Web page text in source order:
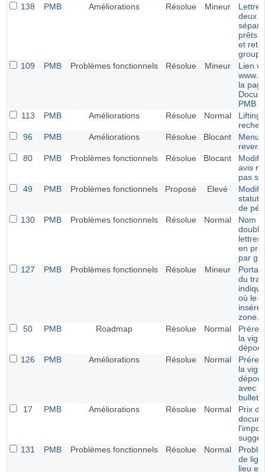
138
PMB Améliorations Résolue Mineur
Lettre
deux
prêts
et
groupe
109
PMB Problèmes fonctionnels Résolue Mineur
Lien
la
PMB
113
PMB Améliorations Résolue Normal
Lifting
96
PMB Améliorations Résolue Blocant
Menu
80
PMB Problèmes fonctionnels Résolue Blocant
avis
pas
49
PMB Problèmes fonctionnels Proposé Elevé
statut
de
130
PMB Problèmes fonctionnels Résolue Normal
Nom
lettres
en
par
127
PMB Problèmes fonctionnels Résolue Mineur
Portail
du
où le
inséré
zone.
50
PMB Roadmap Résolue Normal
la
126
PMB Améliorations Résolue Normal
la
avec
bulletin
17
PMB Améliorations Résolue Normal
Prix
131
PMB Problèmes fonctionnels Résolue Normal
de
lieu et